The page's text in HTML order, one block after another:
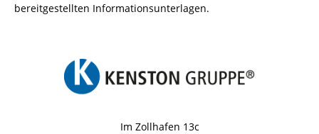
bereitgestellten Informationsunterlagen.
Im Zollhafen 13c